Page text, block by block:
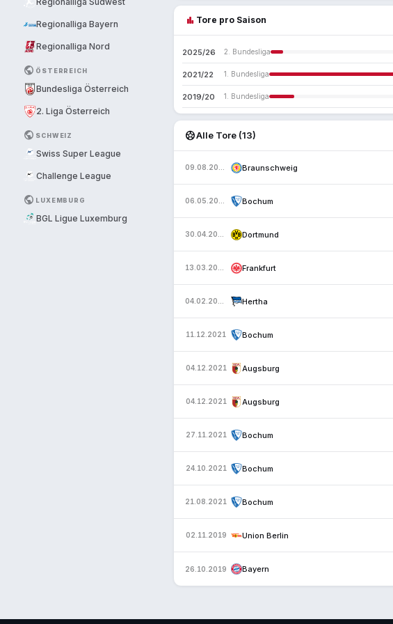
Regionalliga Bayern
Regionalliga Nord
PUBLIC ÖSTERREICH
Bundesliga Österreich
2. Liga Österreich
PUBLIC SCHWEIZ
Swiss Super League
Challenge League
PUBLIC LUXEMBURG
BGL Ligue Luxemburg
bar_chart Tore pro Saison
2025/26 2. Bundesliga
2021/22 1. Bundesliga
2019/20 1. Bundesliga
sports_soccerAlle Tore (13)
Braunschweig
Bochum
Dortmund
Frankfurt
Hertha
11.12.2021 Bochum
04.12.2021 Augsburg
04.12.2021 Augsburg
27.11.2021 Bochum
24.10.2021 Bochum
21.08.2021 Bochum
02.11.2019 Union Berlin
26.10.2019 Bayern